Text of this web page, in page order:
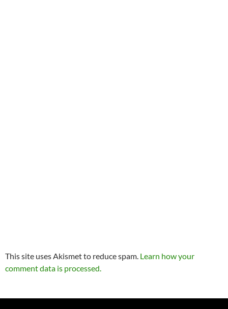
This site uses Akismet to reduce spam. Learn how your
comment data is processed.